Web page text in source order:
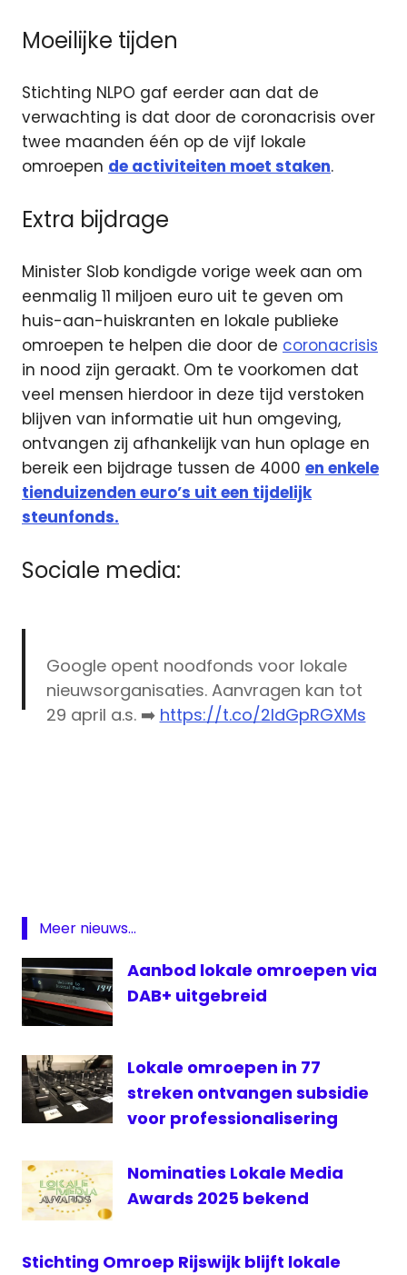
Moeilijke tijden
Stichting NLPO gaf eerder aan dat de
verwachting is dat door de coronacrisis over
twee maanden één op de vijf lokale
omroepen de activiteiten moet staken.
Extra bijdrage
Minister Slob kondigde vorige week aan om
eenmalig 11 miljoen euro uit te geven om
huis-aan-huiskranten en lokale publieke
omroepen te helpen die door de coronacrisis
in nood zijn geraakt. Om te voorkomen dat
veel mensen hierdoor in deze tijd verstoken
blijven van informatie uit hun omgeving,
ontvangen zij afhankelijk van hun oplage en
bereik een bijdrage tussen de 4000 en enkele
tienduizenden euro’s uit een tijdelijk
steunfonds.
Sociale media:
Google opent noodfonds voor lokale
nieuwsorganisaties. Aanvragen kan tot
29 april a.s. ➡️ https://t.co/2ldGpRGXMs
Emergency
lokale
omroep
NLPO
Meer nieuws...
Aanbod lokale omroepen via
DAB+ uitgebreid
Lokale omroepen in 77
streken ontvangen subsidie
voor professionalisering
Nominaties Lokale Media
Awards 2025 bekend
Stichting Omroep Rijswijk blijft lokale